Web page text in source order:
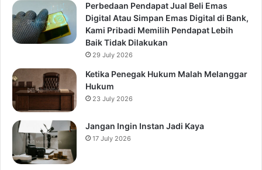
Perbedaan Pendapat Jual Beli Emas
Digital Atau Simpan Emas Digital di Bank,
Kami Pribadi Memilih Pendapat Lebih
Baik Tidak Dilakukan
29 July 2026
Ketika Penegak Hukum Malah Melanggar
Hukum
23 July 2026
Jangan Ingin Instan Jadi Kaya
17 July 2026